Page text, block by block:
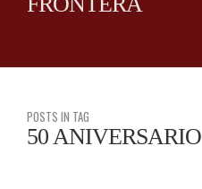
POSTS IN TAG
50 ANIVERSARIO